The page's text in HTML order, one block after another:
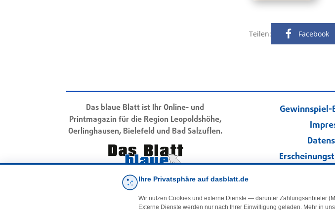
Teilen: Facebook
Das blaue Blatt ist Ihr Online- und
Printmagazin für die Region Leopoldshöhe,
Oerlinghausen, Bielefeld und Bad Salzuflen.
Gewinnspiel-
Ihre Privatsphäre auf dasblatt.de
Wir nutzen Cookies und externe Dienste — darunter Zahlungsanbieter
Externe Dienste werden nur nach Ihrer Einwilligung geladen. Mehr in